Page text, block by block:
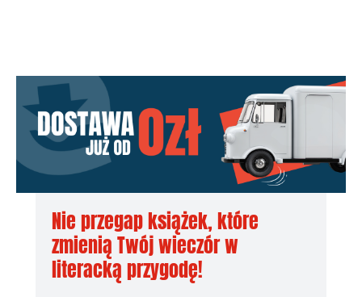
Nie przegap książek, które
zmienią Twój wieczór w
literacką przygodę!